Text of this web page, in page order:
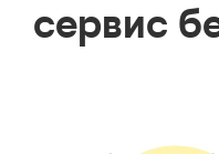
сервис